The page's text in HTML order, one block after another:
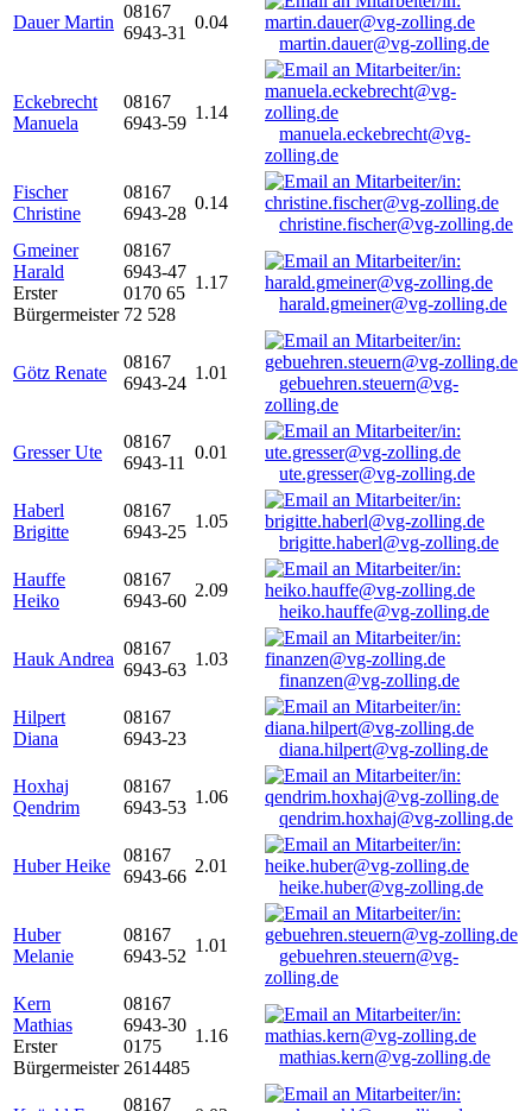
Dauer Martin
08167
6943-31
0.04
martin.dauer@vg-zolling.de
Eckebrecht
Manuela
08167
6943-59
1.14
manuela.eckebrecht@vg-
zolling.de
Fischer
Christine
08167
6943-28
0.14
christine.fischer@vg-zolling.de
Gmeiner
Harald
Erster
Bürgermeister
08167
6943-47
0170 65
72 528
1.17
harald.gmeiner@vg-zolling.de
Götz Renate
08167
6943-24
1.01
gebuehren.steuern@vg-
zolling.de
Gresser Ute
08167
6943-11
0.01
ute.gresser@vg-zolling.de
Haberl
Brigitte
08167
6943-25
1.05
brigitte.haberl@vg-zolling.de
Hauffe
Heiko
08167
6943-60
2.09
heiko.hauffe@vg-zolling.de
Hauk Andrea
08167
6943-63
1.03
finanzen@vg-zolling.de
Hilpert
Diana
08167
6943-23
diana.hilpert@vg-zolling.de
Hoxhaj
Qendrim
08167
6943-53
1.06
qendrim.hoxhaj@vg-zolling.de
Huber Heike
08167
6943-66
2.01
heike.huber@vg-zolling.de
Huber
Melanie
08167
6943-52
1.01
gebuehren.steuern@vg-
zolling.de
Kern
Mathias
Erster
Bürgermeister
08167
6943-30
0175
2614485
1.16
mathias.kern@vg-zolling.de
08167